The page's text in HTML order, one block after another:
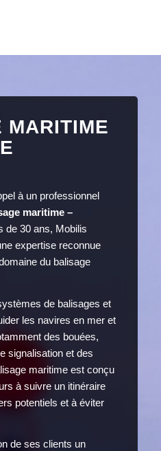
MARITIME
à un professionnel
maritime –
de 30 ans, Mobilis
expertise reconnue
du balisage
de balisages et
les navires en mer et
des bouées,
signalisation et des
maritime est conçu
à suivre un itinéraire
potentiels et à éviter
de ses clients un